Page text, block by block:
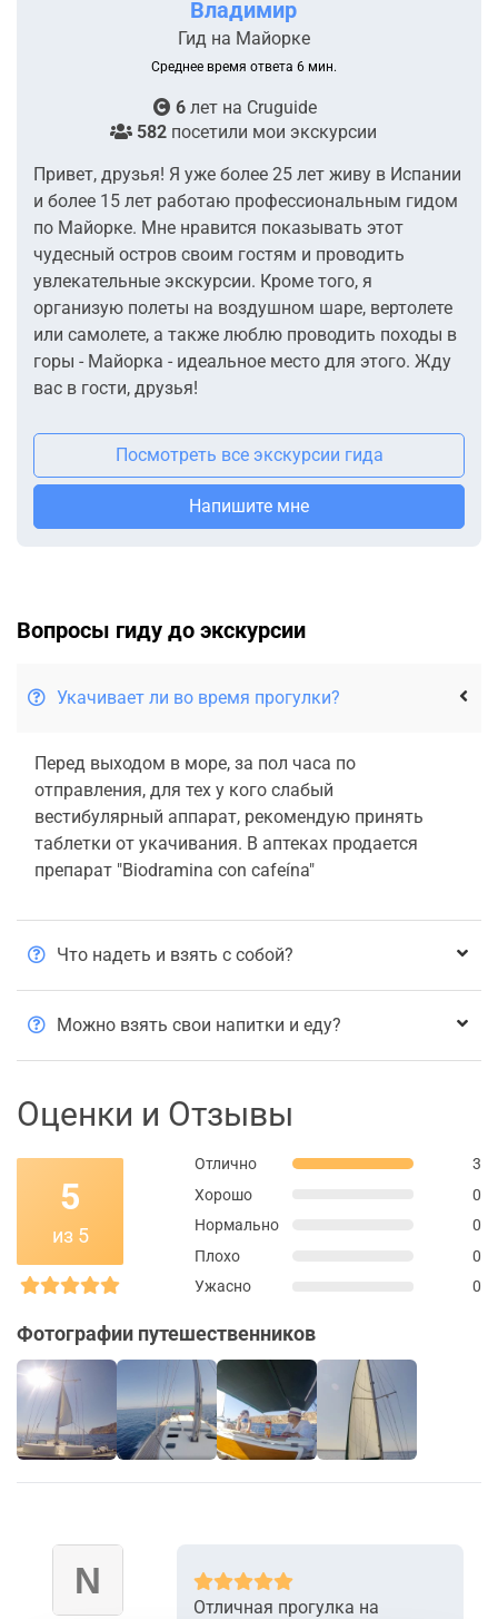
Владимир
Гид на Майорке
Среднее время ответа 6 мин.
6 лет на Cruguide
582 посетили мои экскурсии
Привет, друзья! Я уже более 25 лет живу в Испании
и более 15 лет работаю профессиональным гидом
по Майорке. Мне нравится показывать этот
чудесный остров своим гостям и проводить
увлекательные экскурсии. Кроме того, я
организую полеты на воздушном шаре, вертолете
или самолете, а также люблю проводить походы в
горы - Майорка - идеальное место для этого. Жду
вас в гости, друзья!
Посмотреть все экскурсии гида
Напишите мне
Вопросы гиду до экскурсии
Укачивает ли во время прогулки?
Перед выходом в море, за пол часа по
отправления, для тех у кого слабый
вестибулярный аппарат, рекомендую принять
таблетки от укачивания. В аптеках продается
препарат "Biodramina con cafeína"
Что надеть и взять с собой?
Можно взять свои напитки и еду?
Оценки и Отзывы
5
из 5
Отлично
3
Хорошо
0
Нормально
0
Плохо
0
Ужасно
0
Фотографии путешественников
Отличная прогулка на